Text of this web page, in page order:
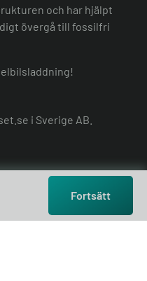
och har hjälpt
övergå till fossilfri
i Sverige AB.
Fortsätt